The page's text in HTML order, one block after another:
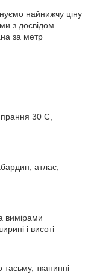
найнижчу ціну
з досвідом
за метр
30 С,
атлас,
вимірами
і висоті
тканинні